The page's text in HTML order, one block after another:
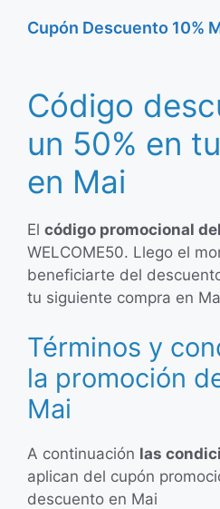
Cupón Descuento 10%
Código
un 50% en
en Mai
El código promocional
WELCOME50. Llego el
beneficiarte del
tu siguiente compra en
Términos y
la promoción
Mai
A continuación las
aplican del cupón
descuento en Mai